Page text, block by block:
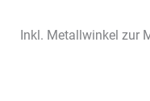
Inkl. Metallwinkel zur